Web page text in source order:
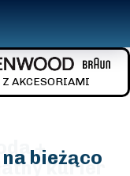
AKCESORIAMI
+
kurier
na bieżąco